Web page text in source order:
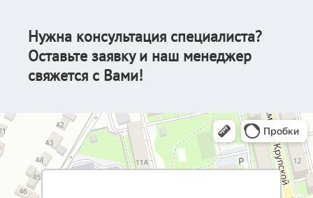
Нужна консультация специалиста?
Оставьте заявку и наш менеджер
свяжется с Вами!